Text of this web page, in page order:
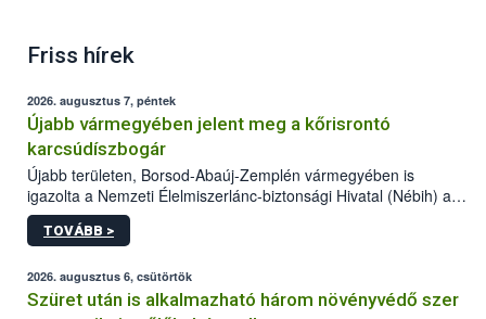
Friss hírek
2026. augusztus 7, péntek
Újabb vármegyében jelent meg a kőrisrontó
karcsúdíszbogár
Újabb területen, Borsod-Abaúj-Zemplén vármegyében is
igazolta a Nemzeti Élelmiszerlánc-biztonsági Hivatal (Nébih) a
kőrisrontó karcsúdíszbogár (Agrilus planipennis) jelenlétét. A
kártevőt nem csak színcsapdában találták meg, de már fertőzött
az intenzív felderítést, emellett az intézkedéseket a szlovák
hatósággal is összehangolják a terjedés megállítása érdekében.
TOVÁBB >
2026. augusztus 6, csütörtök
Szüret után is alkalmazható három növényvédő szer